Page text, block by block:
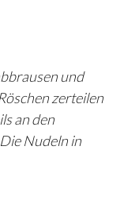
und
zerteilen
an den
Nudeln in